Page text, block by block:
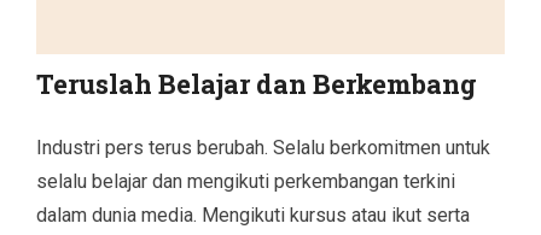
Teruslah Belajar dan Berkembang
Industri pers terus berubah. Selalu berkomitmen untuk
selalu belajar dan mengikuti perkembangan terkini
dalam dunia media. Mengikuti kursus atau ikut serta